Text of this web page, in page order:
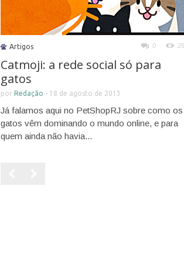
Artigos 0
Catmoji: a rede social só para
gatos
por Redação - 18 de agosto de 2013
Já falamos aqui no PetShopRJ sobre como os
gatos vêm dominando o mundo online, e para
quem ainda não havia...